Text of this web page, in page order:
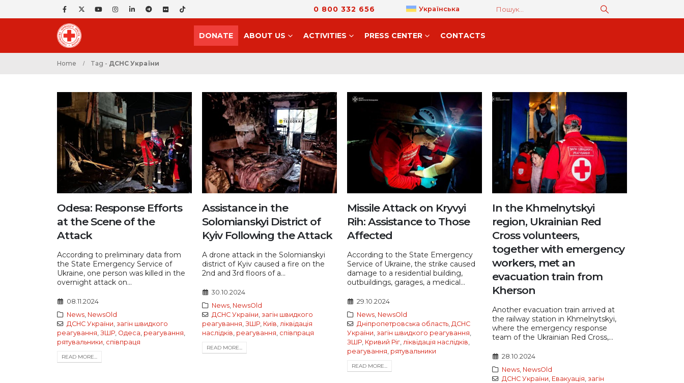
0 800 332 656 Українська
DONATE ABOUT US ACTIVITIES PRESS CENTER CONTACTS
Home Tag - ДСНС України
Odesa: Response Efforts
at the Scene of the
Attack
According to preliminary data from
the State Emergency Service of
Ukraine, one person was killed in the
overnight attack on...
08.11.2024
News, NewsOld
ДСНС України загін швидкого
реагування ЗШР Одеса реагування
рятувальники співпраця
READ MORE...
Assistance in the
Solomianskyi District of
Kyiv Following the Attack
A drone attack in the Solomianskyi
district of Kyiv caused a fire on the
2nd and 3rd floors of a...
30.10.2024
News, NewsOld
ДСНС України загін швидкого
реагування ЗШР Київ ліквідація
наслідків реагування співпраця
READ MORE...
Missile Attack on Kryvyi
Rih: Assistance to Those
Affected
According to the State Emergency
Service of Ukraine, the strike caused
damage to a residential building,
outbuildings, garages, a medical...
29.10.2024
News, NewsOld
Дніпропетровська область, ДСНС
України загін швидкого реагування
ЗШР Кривий Ріг ліквідація наслідків
реагування рятувальники
READ MORE...
In the Khmelnytskyi
region, Ukrainian Red
Cross volunteers,
together with emergency
workers, met an
evacuation train from
Kherson
Another evacuation train arrived at
the railway station in Khmelnytskyi,
where the emergency response
team of the Ukrainian Red Cross,...
28.10.2024
News, NewsOld
ДСНС України Евакуація загін